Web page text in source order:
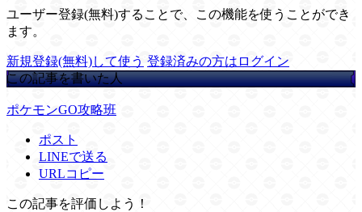
ユーザー登録(無料)することで、この機能を使うことができ
ます。
新規登録(無料)して使う 登録済みの方はログイン
この記事を書いた人
ポケモンGO攻略班
ポスト
LINEで送る
URLコピー
この記事を評価しよう！